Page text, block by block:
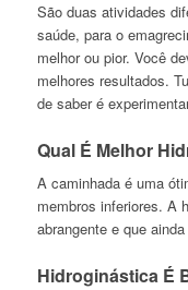
São duas atividades
saúde, para o
melhor ou pior. Você
melhores resultados.
de saber é
Qual É Melhor
A caminhada é uma
membros inferiores. A
abrangente e que
Hidroginástica É